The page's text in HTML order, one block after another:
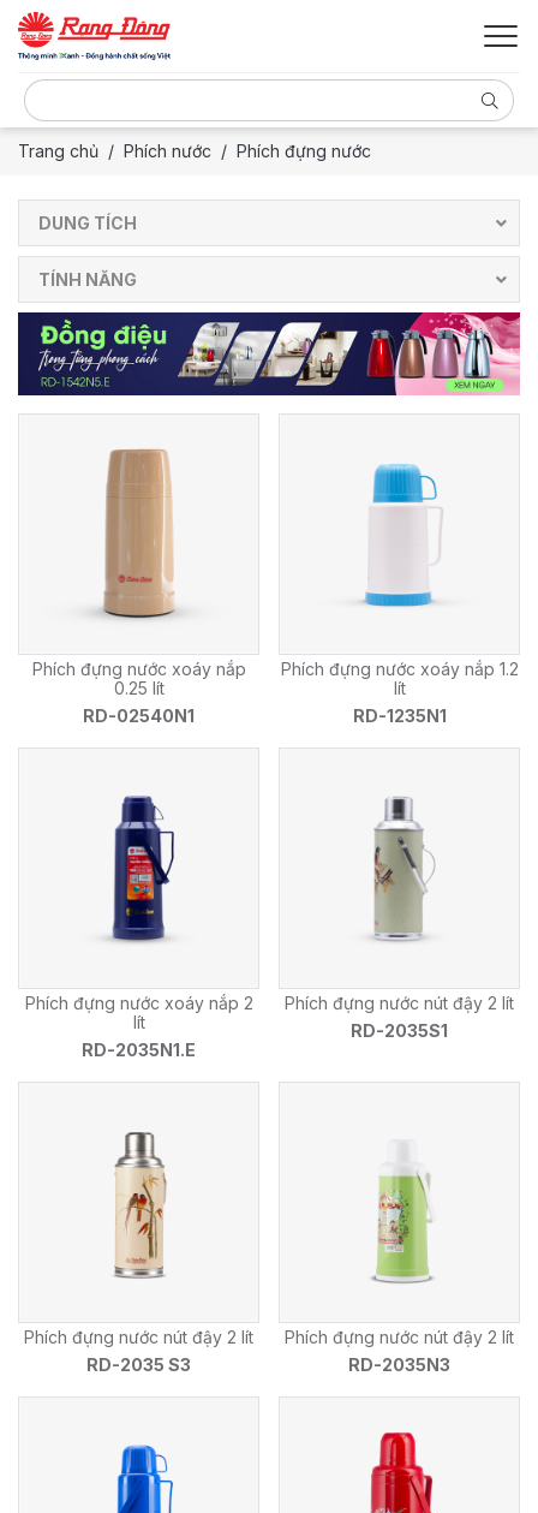
Trang chủ Phích nước Phích đựng nước
DUNG TÍCH
TÍNH NĂNG
Phích đựng nước xoáy nắp
0.25 lít
RD-02540N1
Phích đựng nước xoáy nắp 1.2
lít
RD-1235N1
Phích đựng nước xoáy nắp 2
lít
RD-2035N1.E
Phích đựng nước nút đậy 2 lít
RD-2035S1
Phích đựng nước nút đậy 2 lít
RD-2035 S3
Phích đựng nước nút đậy 2 lít
RD-2035N3